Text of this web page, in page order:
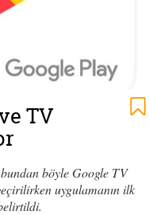
TV
böyle Google TV
uygulamanın ilk